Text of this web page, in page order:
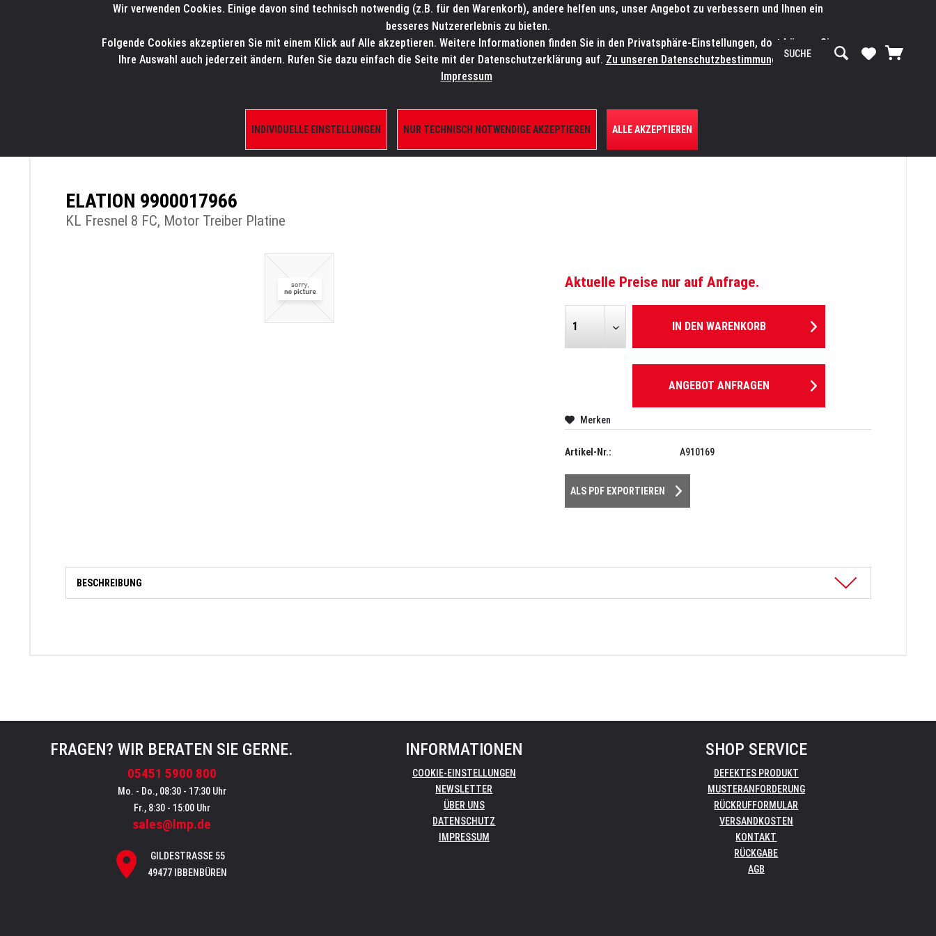
SALES-HOTLINE: +49 5451 5900-800 24/7: sales@lmp.de SERVICE-WERKSTATT Service/Hilfe
HOME PRODUKTE/SHOP MARKEN AKTUELLES SERVICE ÜBER UNS
ERSATZTEILE
ELATION 9900017966
KL Fresnel 8 FC, Motor Treiber Platine
Aktuelle Preise nur auf Anfrage.
IN DEN WARENKORB
ANGEBOT ANFRAGEN
Merken
Artikel-Nr.: A910169
ALS PDF EXPORTIEREN
BESCHREIBUNG
FRAGEN? WIR BERATEN SIE GERNE.
05451 5900 800
Mo. - Do., 08:30 - 17:30 Uhr
Fr., 8:30 - 15:00 Uhr
sales@lmp.de
GILDESTRASSE 55
49477 IBBENBÜREN
INFORMATIONEN
COOKIE-EINSTELLUNGEN
NEWSLETTER
ÜBER UNS
DATENSCHUTZ
IMPRESSUM
SHOP SERVICE
DEFEKTES PRODUKT
MUSTERANFORDERUNG
RÜCKRUFFORMULAR
VERSANDKOSTEN
KONTAKT
RÜCKGABE
AGB
Wir verwenden Cookies. Einige davon sind technisch notwendig (z.B. für den Warenkorb), andere helfen uns, unser Angebot zu verbessern und Ihnen ein
besseres Nutzererlebnis zu bieten.
Folgende Cookies akzeptieren Sie mit einem Klick auf Alle akzeptieren. Weitere Informationen finden Sie in den Privatsphäre-Einstellungen, dort können Sie
Ihre Auswahl auch jederzeit ändern. Rufen Sie dazu einfach die Seite mit der Datenschutzerklärung auf. Zu unseren Datenschutzbestimmungen. Zum
Impressum
INDIVIDUELLE EINSTELLUNGEN NUR TECHNISCH NOTWENDIGE AKZEPTIEREN ALLE AKZEPTIEREN